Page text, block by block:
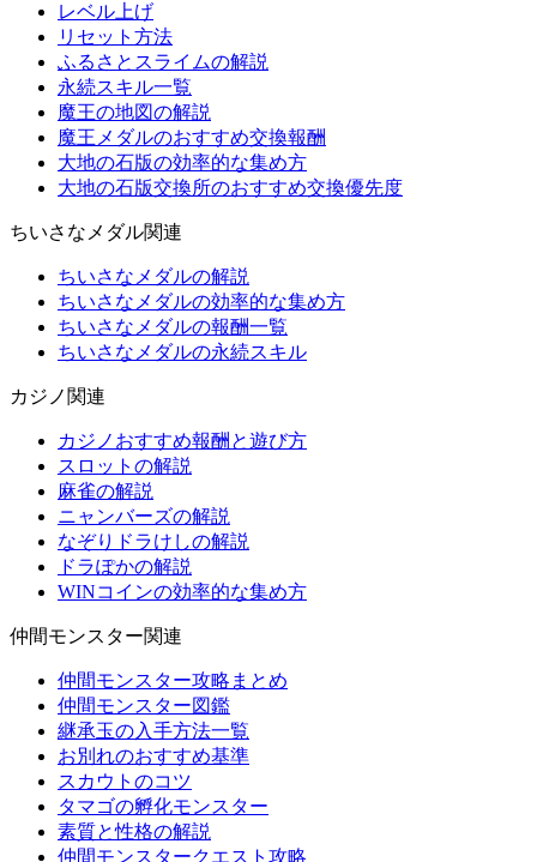
レベル上げ
リセット方法
ふるさとスライムの解説
永続スキル一覧
魔王の地図の解説
魔王メダルのおすすめ交換報酬
大地の石版の効率的な集め方
大地の石版交換所のおすすめ交換優先度
ちいさなメダル関連
ちいさなメダルの解説
ちいさなメダルの効率的な集め方
ちいさなメダルの報酬一覧
ちいさなメダルの永続スキル
カジノ関連
カジノおすすめ報酬と遊び方
スロットの解説
麻雀の解説
ニャンバーズの解説
なぞりドラけしの解説
ドラぽかの解説
WINコインの効率的な集め方
仲間モンスター関連
仲間モンスター攻略まとめ
仲間モンスター図鑑
継承玉の入手方法一覧
お別れのおすすめ基準
スカウトのコツ
タマゴの孵化モンスター
素質と性格の解説
仲間モンスタークエスト攻略